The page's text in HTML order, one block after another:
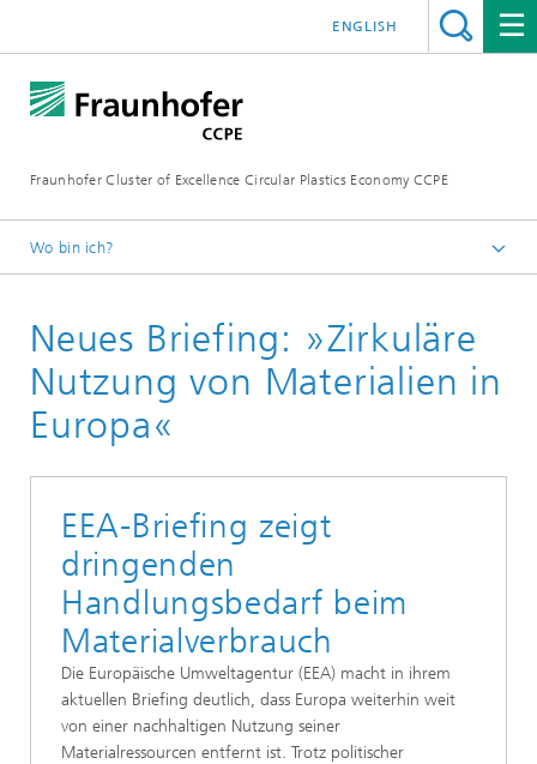
Fraunhofer Cluster of Excellence Circular Plastics Economy CCPE
ENGLISH
Wo bin ich?
Aktuelles
Neues Briefing: »Zirkuläre
Nutzung von Materialien in
Europa«
EEA-Briefing zeigt
dringenden
Handlungsbedarf beim
Materialverbrauch
Die Europäische Umweltagentur (EEA) macht in ihrem
aktuellen Briefing deutlich, dass Europa weiterhin weit
von einer nachhaltigen Nutzung seiner
Materialressourcen entfernt ist. Trotz politischer